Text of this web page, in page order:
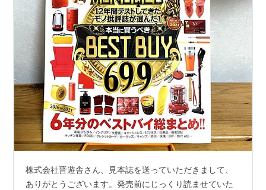
株式会社晋遊舎さん、見本誌を送っていただきまして、
ありがとうございます。発売前にじっくり読ませていた